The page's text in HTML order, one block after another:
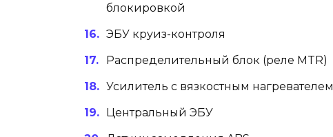
блокировкой
ЭБУ круиз-контроля
Распределительный блок (реле MTR)
Усилитель с вязкостным нагревателем
Центральный ЭБУ